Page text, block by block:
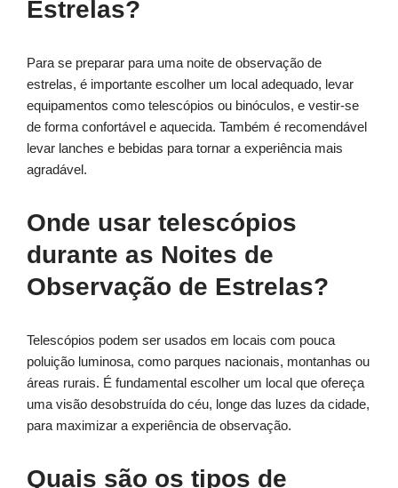
Estrelas?
Para se preparar para uma noite de observação de
estrelas, é importante escolher um local adequado, levar
equipamentos como telescópios ou binóculos, e vestir-se
de forma confortável e aquecida. Também é recomendável
levar lanches e bebidas para tornar a experiência mais
agradável.
Onde usar telescópios
durante as Noites de
Observação de Estrelas?
Telescópios podem ser usados em locais com pouca
poluição luminosa, como parques nacionais, montanhas ou
áreas rurais. É fundamental escolher um local que ofereça
uma visão desobstruída do céu, longe das luzes da cidade,
para maximizar a experiência de observação.
Quais são os tipos de